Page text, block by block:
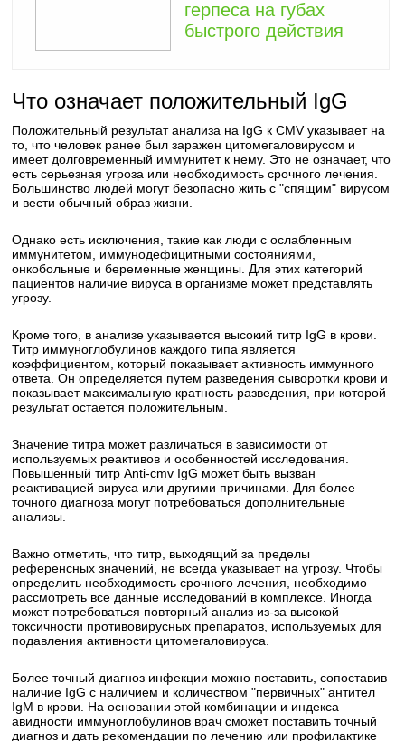
герпеса на губах
быстрого действия
Что означает положительный IgG
Положительный результат анализа на IgG к CMV указывает на
то, что человек ранее был заражен цитомегаловирусом и
имеет долговременный иммунитет к нему. Это не означает, что
есть серьезная угроза или необходимость срочного лечения.
Большинство людей могут безопасно жить с "спящим" вирусом
и вести обычный образ жизни.
Однако есть исключения, такие как люди с ослабленным
иммунитетом, иммунодефицитными состояниями,
онкобольные и беременные женщины. Для этих категорий
пациентов наличие вируса в организме может представлять
угрозу.
Кроме того, в анализе указывается высокий титр IgG в крови.
Титр иммуноглобулинов каждого типа является
коэффициентом, который показывает активность иммунного
ответа. Он определяется путем разведения сыворотки крови и
показывает максимальную кратность разведения, при которой
результат остается положительным.
Значение титра может различаться в зависимости от
используемых реактивов и особенностей исследования.
Повышенный титр Anti-cmv IgG может быть вызван
реактивацией вируса или другими причинами. Для более
точного диагноза могут потребоваться дополнительные
анализы.
Важно отметить, что титр, выходящий за пределы
референсных значений, не всегда указывает на угрозу. Чтобы
определить необходимость срочного лечения, необходимо
рассмотреть все данные исследований в комплексе. Иногда
может потребоваться повторный анализ из-за высокой
токсичности противовирусных препаратов, используемых для
подавления активности цитомегаловируса.
Более точный диагноз инфекции можно поставить, сопоставив
наличие IgG с наличием и количеством "первичных" антител
IgM в крови. На основании этой комбинации и индекса
авидности иммуноглобулинов врач сможет поставить точный
диагноз и дать рекомендации по лечению или профилактике